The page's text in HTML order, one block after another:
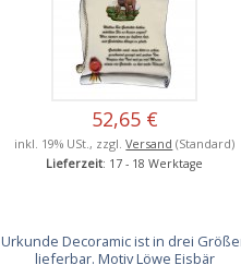
52,65 €
inkl. 19% USt., zzgl.Versand (Standard)
Lieferzeit: 17 - 18 Werktage
Urkunde Decoramic ist in drei
lieferbar. Motiv Löwe Eisbär